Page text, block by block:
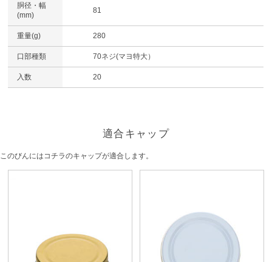
胴径・幅
(mm)
81
重量(g) 280
口部種類 70ネジ(マヨ特大）
入数 20
適合キャップ
このびんにはコチラのキャップが適合します。